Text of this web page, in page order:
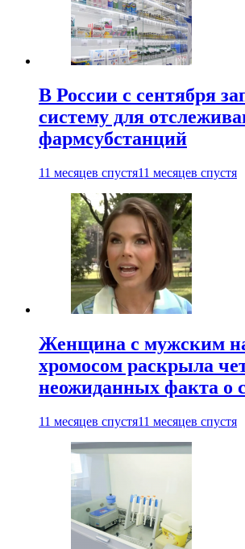
В России с сентября
систему для
фармсубстанций
11 месяцев спустя11 месяцев спустя
Женщина с мужским
хромосом раскрыла
неожиданных факта о
11 месяцев спустя11 месяцев спустя